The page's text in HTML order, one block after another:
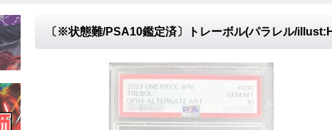
〔※状態難/PSA10鑑定済〕トレーボル(パラレル/